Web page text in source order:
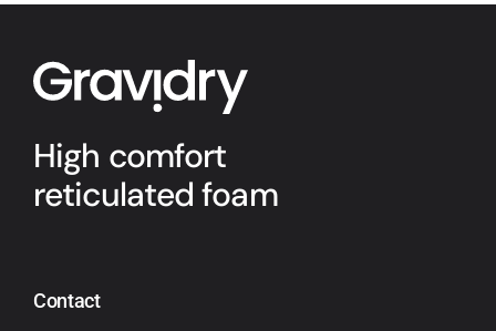
High comfort
reticulated foam
Contact